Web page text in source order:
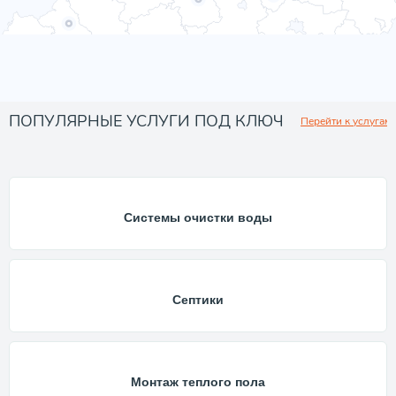
ПОПУЛЯРНЫЕ УСЛУГИ ПОД КЛЮЧ Перейти к услугам
Системы очистки воды
Септики
Монтаж теплого пола